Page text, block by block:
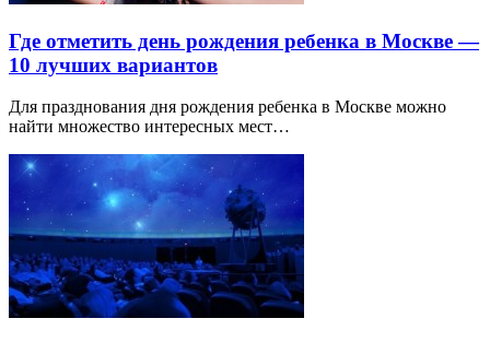
Где отметить день рождения ребенка в Москве —
10 лучших вариантов
Для празднования дня рождения ребенка в Москве можно
найти множество интересных мест…